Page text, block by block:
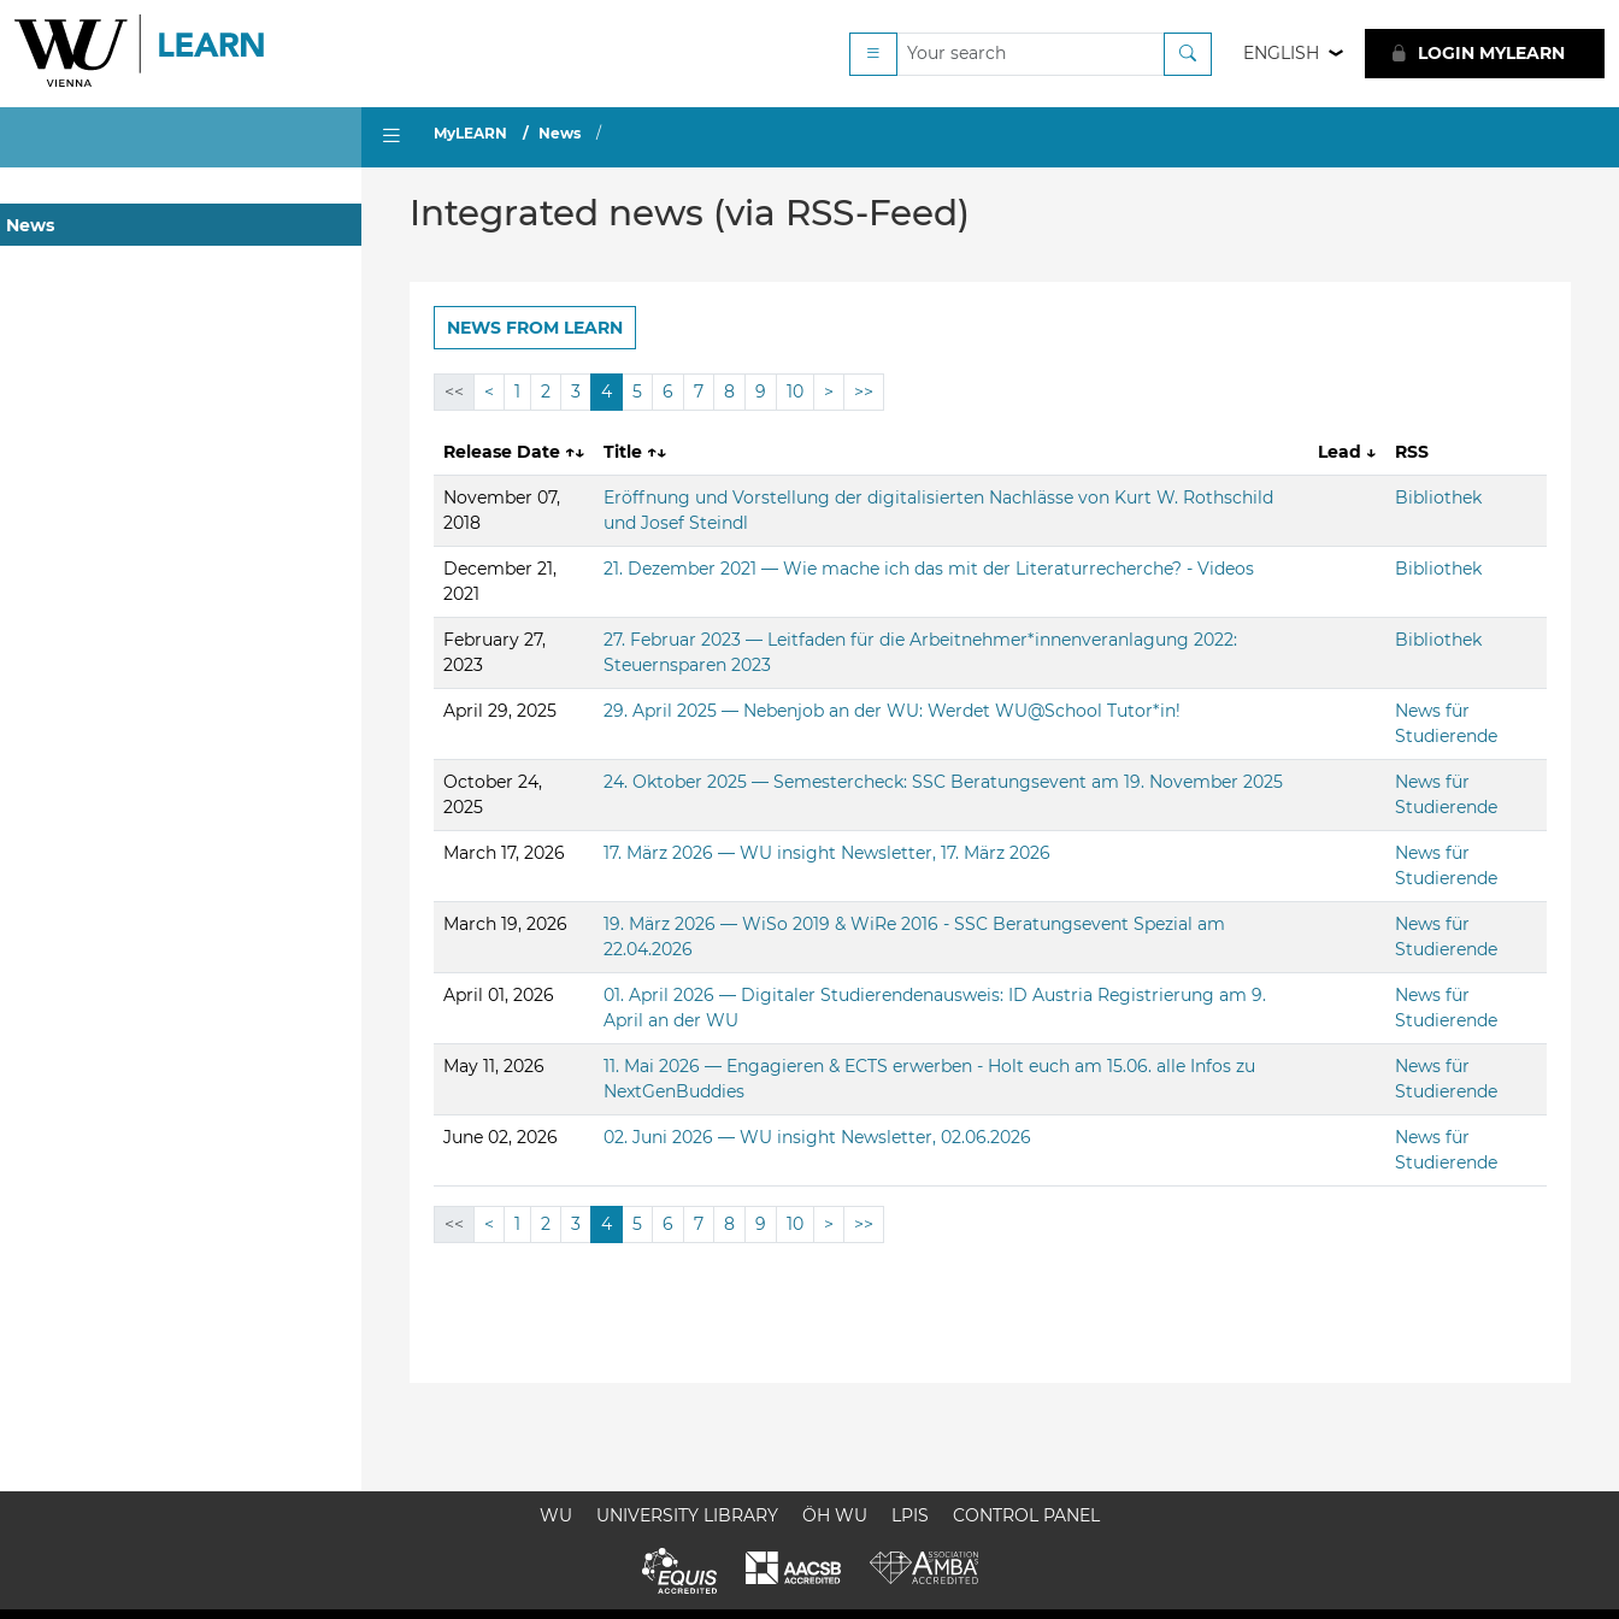
ENGLISH LOGIN MYLEARN
News
MyLEARN News
Integrated news (via RSS-Feed)
NEWS FROM LEARN
<< < 1 2 3 4 5 6 7 8 9 10 > >>
Release Date ↑↓ Title ↑↓ Lead ↓ RSS
November 07,
2018
Eröffnung und Vorstellung der digitalisierten Nachlässe von Kurt W. Rothschild
und Josef Steindl
Bibliothek
December 21,
2021
21. Dezember 2021 — Wie mache ich das mit der Literaturrecherche? - Videos Bibliothek
February 27,
2023
27. Februar 2023 — Leitfaden für die Arbeitnehmer*innenveranlagung 2022:
Steuernsparen 2023
Bibliothek
April 29, 2025 29. April 2025 — Nebenjob an der WU: Werdet WU@School Tutor*in!
News für
Studierende
October 24,
2025
24. Oktober 2025 — Semestercheck: SSC Beratungsevent am 19. November 2025
News für
Studierende
March 17, 2026 17. März 2026 — WU insight Newsletter, 17. März 2026
News für
Studierende
March 19, 2026
19. März 2026 — WiSo 2019 & WiRe 2016 - SSC Beratungsevent Spezial am
22.04.2026
News für
Studierende
April 01, 2026
01. April 2026 — Digitaler Studierendenausweis: ID Austria Registrierung am 9.
April an der WU
News für
Studierende
May 11, 2026
11. Mai 2026 — Engagieren & ECTS erwerben - Holt euch am 15.06. alle Infos zu
NextGenBuddies
News für
Studierende
June 02, 2026 02. Juni 2026 — WU insight Newsletter, 02.06.2026
News für
Studierende
<< < 1 2 3 4 5 6 7 8 9 10 > >>
WU UNIVERSITY LIBRARY ÖH WU LPIS CONTROL PANEL